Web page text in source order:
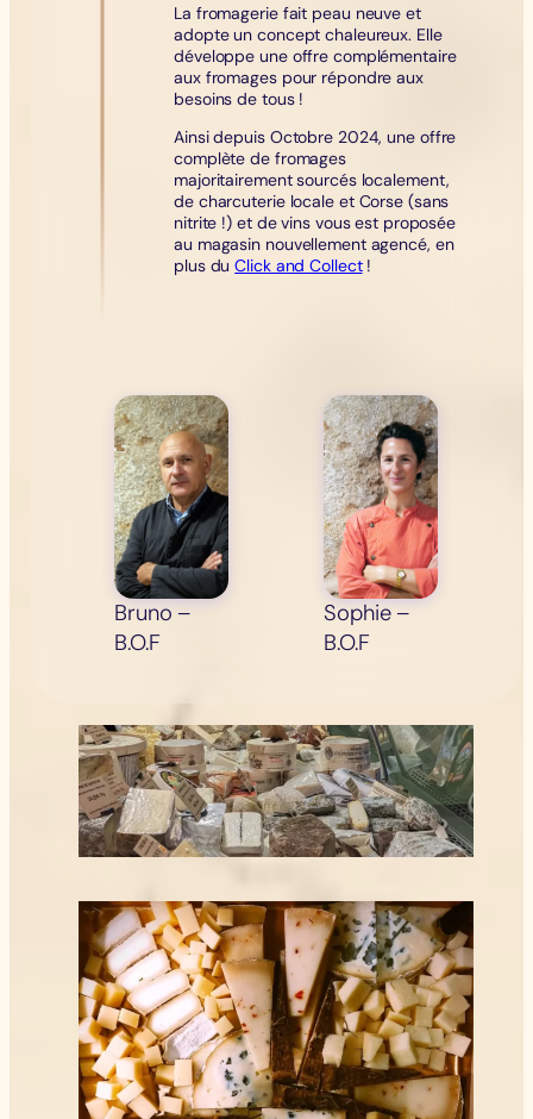
La fromagerie fait peau neuve et
adopte un concept chaleureux. Elle
développe une offre complémentaire
aux fromages pour répondre aux
besoins de tous !
Ainsi depuis Octobre 2024, une offre
complète de fromages
majoritairement sourcés localement,
de charcuterie locale et Corse (sans
nitrite !) et de vins vous est proposée
au magasin nouvellement agencé, en
plus duClick and Collect!
Bruno –
B.O.F
Sophie –
B.O.F